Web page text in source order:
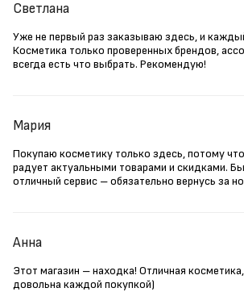
Светлана
Уже не первый раз заказываю здесь, и
Косметика только проверенных брендов,
всегда есть что выбрать. Рекомендую!
Мария
Покупаю косметику только здесь, потому что
радует актуальными товарами и скидками.
отличный сервис – обязательно вернусь за
Анна
Этот магазин – находка! Отличная
довольна каждой покупкой)